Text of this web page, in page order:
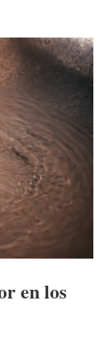
en los